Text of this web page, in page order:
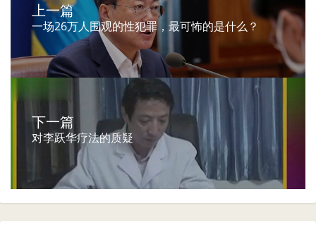
上一篇
一场26万人围观的性犯罪，最可怖的是什么？
下一篇
对李跃华疗法的质疑